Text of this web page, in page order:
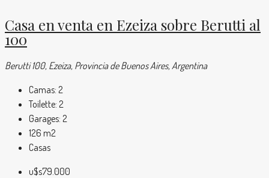
Casa en venta en Ezeiza sobre Berutti al
100
Berutti 100, Ezeiza, Provincia de Buenos Aires, Argentina
Camas: 2
Toilette: 2
Garages: 2
126 m2
Casas
u$s79.000